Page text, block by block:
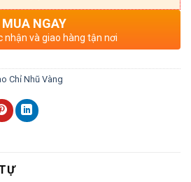
MUA NGAY
nhận và giao hàng tận nơi
Chỉ Nhũ Vàng